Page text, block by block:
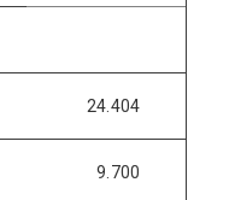
24.404
9.700